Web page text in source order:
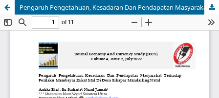
Pengaruh Pengetahuan, Kesadaran Dan Pendapatan Masyarakat Terhadap Perilaku Membayar Zakat Mal Di Desa Sikapas Mandailing Natal